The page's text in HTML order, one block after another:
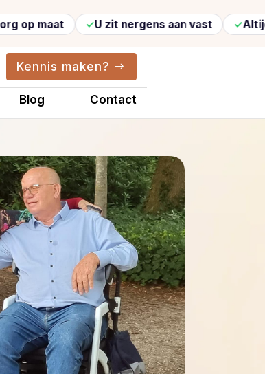
U zit nergens aan vast Altijd
Kennis maken?
Blog Contact